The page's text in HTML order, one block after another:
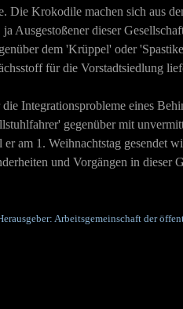
Die Krokodile machen sich aus
ja Ausgestoßener dieser
dem 'Krüppel' oder
für die Vorstadtsiedlung
Integrationsprobleme eines
gegenüber mit
am 1. Weihnachtstag gesendet
und Vorgängen in dieser
Arbeitsgemeinschaft der